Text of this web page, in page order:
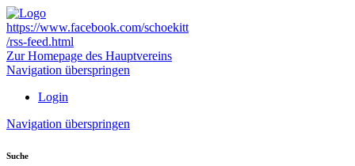
https://www.facebook.com/schoekitt
/rss-feed.html
Zur Homepage des Hauptvereins
Navigation überspringen
Login
Navigation überspringen
Suche